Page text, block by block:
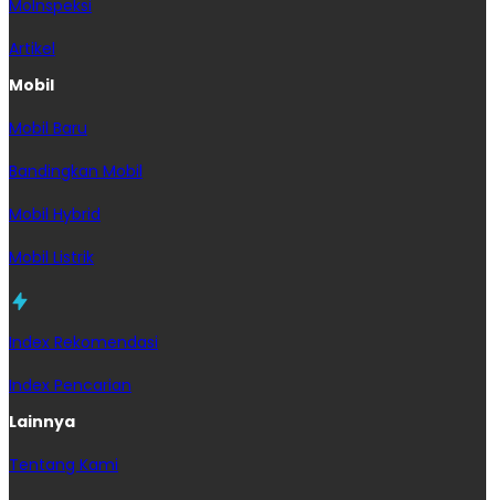
MoInspeksi
Artikel
Mobil
Mobil Baru
Bandingkan Mobil
Mobil Hybrid
Mobil Listrik
Index Rekomendasi
Index Pencarian
Lainnya
Tentang Kami